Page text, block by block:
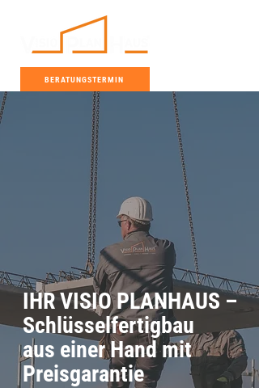
BERATUNGSTERMIN
IHR VISIO PLANHAUS –
Schlüsselfertigbau
aus einer Hand mit
Preisgarantie